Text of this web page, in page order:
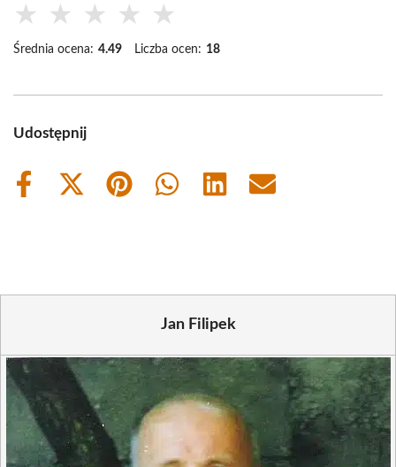
★ ★ ★ ★ ★
Średnia ocena: 4.49 Liczba ocen: 18
Udostępnij
Share
Share
Share
Share
Share
Share
Jan Filipek